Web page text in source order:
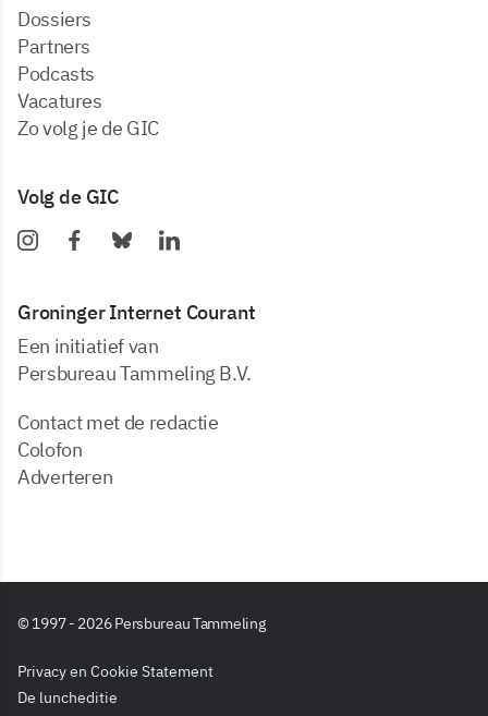
dossiers
partners
podcasts
vacatures
zo volg je de GIC
Volg de GIC
Groninger Internet Courant
Een initiatief van
Persbureau Tammeling B.V.
Contact met de redactie
Colofon
Adverteren
© 1997 - 2026 Persbureau Tammeling
Privacy en Cookie Statement
De luncheditie